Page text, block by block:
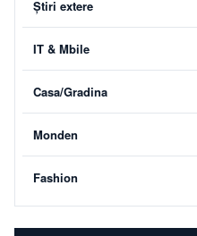
Știri extere
IT & Mbile
Casa/Gradina
Monden
Fashion